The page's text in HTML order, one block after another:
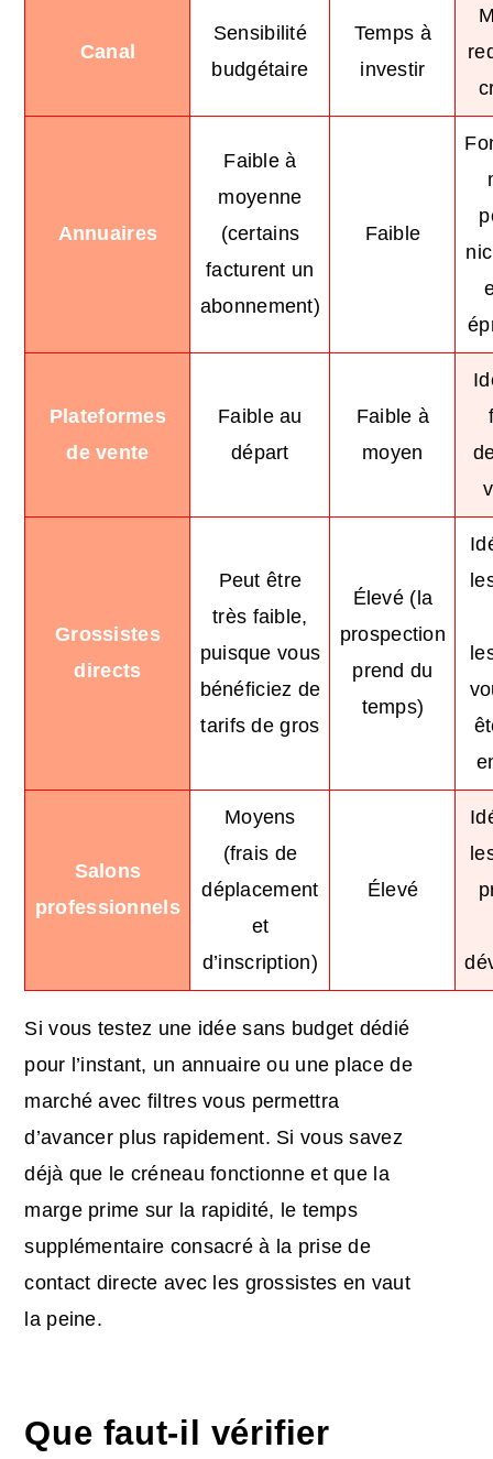
Canal
Sensibilité
budgétaire
Temps à
investir
Annuaires
Faible à
moyenne
(certains
facturent un
abonnement)
Faible
Plateformes
de vente
Faible au
départ
Faible à
moyen
Grossistes
directs
Peut être
très faible,
puisque vous
bénéficiez de
tarifs de gros
Élevé (la
prospection
prend du
temps)
Salons
professionnels
Moyens
(frais de
déplacement
et
d’inscription)
Élevé
Si vous testez une idée sans budget dédié
pour l’instant, un annuaire ou une place de
marché avec filtres vous permettra
d’avancer plus rapidement. Si vous savez
déjà que le créneau fonctionne et que la
marge prime sur la rapidité, le temps
supplémentaire consacré à la prise de
contact directe avec les grossistes en vaut
la peine.
Que faut-il vérifier